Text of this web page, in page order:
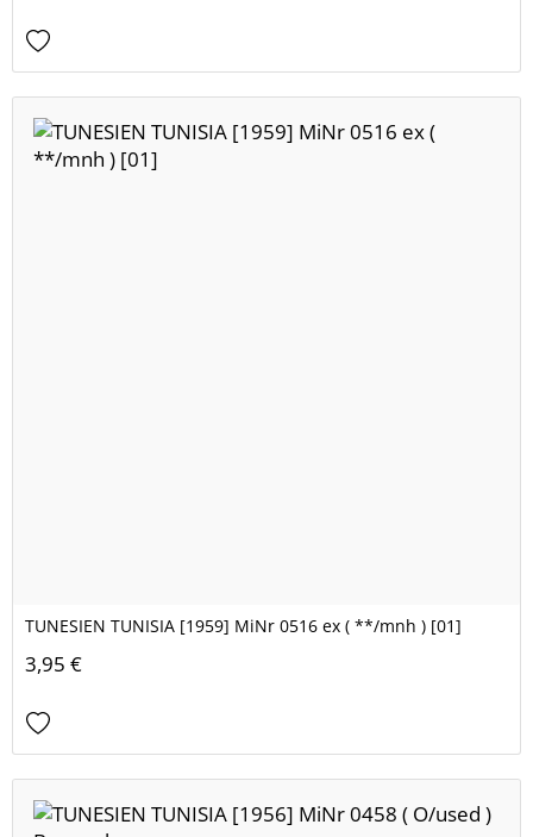
TUNESIEN TUNISIA [1959] MiNr 0516 ex ( **/mnh ) [01]
3,95 €